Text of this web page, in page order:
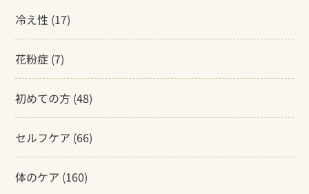
冷え性 (17)
花粉症 (7)
初めての方 (48)
セルフケア (66)
体のケア (160)